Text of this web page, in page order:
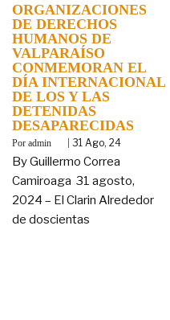
ORGANIZACIONES
DE DERECHOS
HUMANOS DE
VALPARAÍSO
CONMEMORAN EL
DÍA INTERNACIONAL
DE LOS Y LAS
DETENIDAS
DESAPARECIDAS
By admin | 31 Ago, 24
By Guillermo Correa
Camiroaga 31 agosto,
2024 – El Clarin Alrededor
de doscientas